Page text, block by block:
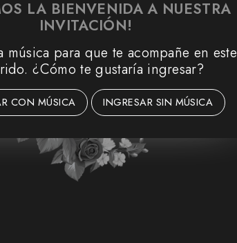
Alen
¡NOS CASAMOS!
FALTAN
HORAS MIN SEG
LA BIENVENIDA A NUESTRA
INVITACIÓN!
música para que te acompañe en este
¿Cómo te gustaría ingresar?
CON MÚSICA INGRESAR SIN MÚSICA